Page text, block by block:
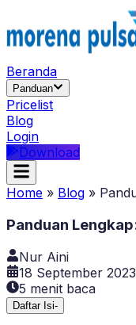
Beranda
Panduan
Pricelist
Blog
Login
Download
Home » Blog »
Panduan
Nur Aini
18 September 2023
5 menit baca
Daftar Isi-